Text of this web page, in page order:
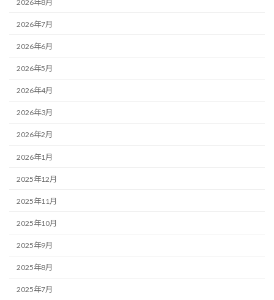
2026年8月
2026年7月
2026年6月
2026年5月
2026年4月
2026年3月
2026年2月
2026年1月
2025年12月
2025年11月
2025年10月
2025年9月
2025年8月
2025年7月